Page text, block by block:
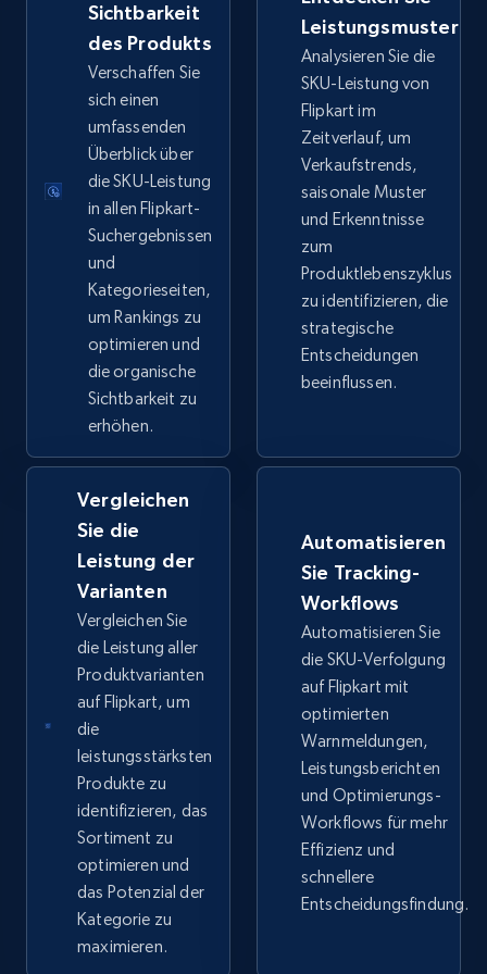
eBay - Collect records by category
URL, Product id, Title, Seller name, Seller rating,
Seller reviews, Breadcrumbs, Root category, and
more.
2.5K+ 359+
Google Shopping
URL, Product id, Title, Product description,
Rating, Reviews count, Images, Variations, and
more.
2.4K+
Google Shopping - collects products from
web using keywords
URL, Product id, Title, Product description,
Rating, Reviews count, Images, Variations, and
more.
2.4K+ 199+ Jetzt anfangen
Amazon products global dataset
Title, Seller name, Brand, Description, Initial
price, Currency, Availability, Reviews count, and
more.
2.1K+
Sichtbarkeit
des Produkts
Verschaffen Sie
sich einen
umfassenden
Überblick über
die SKU-Leistung
in allen Flipkart-
Suchergebnissen
und
Kategorieseiten,
um Rankings zu
optimieren und
die organische
Sichtbarkeit zu
erhöhen.
Leistungsmuster
Analysieren Sie die
SKU-Leistung von
Flipkart im
Zeitverlauf, um
Verkaufstrends,
saisonale Muster
und Erkenntnisse
zum
Produktlebenszyklus
zu identifizieren, die
strategische
Entscheidungen
beeinflussen.
Vergleichen
Sie die
Leistung der
Varianten
Vergleichen Sie
die Leistung aller
Produktvarianten
auf Flipkart, um
die
leistungsstärksten
Produkte zu
identifizieren, das
Sortiment zu
optimieren und
das Potenzial der
Kategorie zu
maximieren.
Automatisieren
Sie Tracking-
Workflows
Automatisieren Sie
die SKU-Verfolgung
auf Flipkart mit
optimierten
Warnmeldungen,
Leistungsberichten
und Optimierungs-
Workflows für mehr
Effizienz und
schnellere
Entscheidungsfindung.